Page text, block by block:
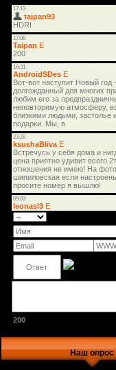
200
Наш опрос